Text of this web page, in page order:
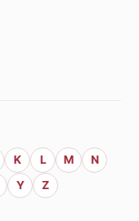
K L M
N
Y Z